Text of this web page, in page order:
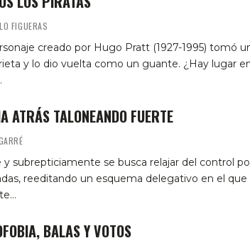
FIGUERAS
creado por Hugo Pratt (1927-1995) tomó
y lo dio vuelta como un guante. ¿Hay lugar
ATRÁS TALONEANDO FUERTE
y subrepticiamente se busca relajar del control
reeditando un esquema delegativo en el que
BALAS Y VOTOS